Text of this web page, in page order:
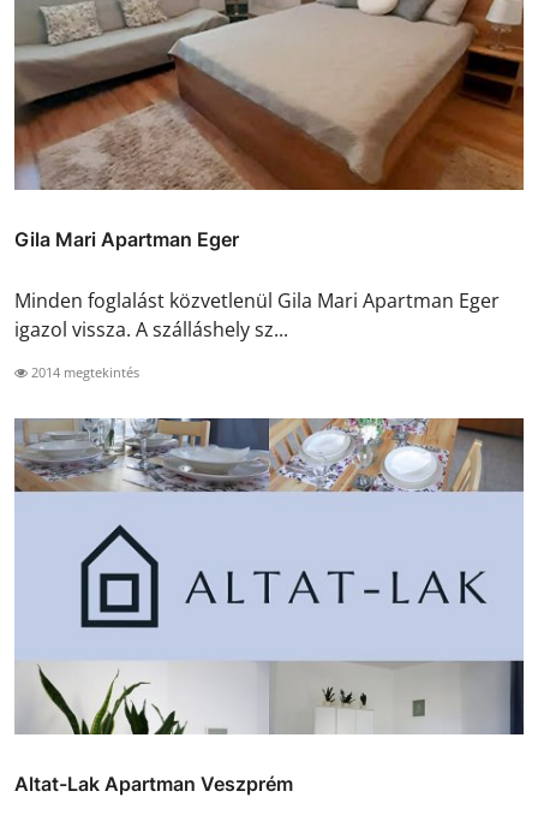
Gila Mari Apartman Eger
Minden foglalást közvetlenül Gila Mari Apartman Eger
igazol vissza. A szálláshely sz...
2014 megtekintés
Altat-Lak Apartman Veszprém